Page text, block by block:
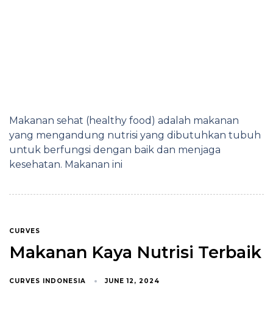
Makanan sehat (healthy food) adalah makanan
yang mengandung nutrisi yang dibutuhkan tubuh
untuk berfungsi dengan baik dan menjaga
kesehatan. Makanan ini
CURVES
Makanan Kaya Nutrisi Terbaik
CURVES INDONESIA JUNE 12, 2024